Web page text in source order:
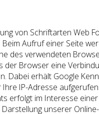
von Schriftarten Web
Aufruf einer Seite
des verwendeten
der Browser eine
Dabei erhält Google
IP-Adresse
erfolgt im Interesse einer
unserer Online-